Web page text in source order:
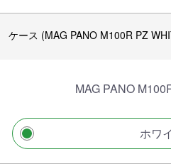
ケース (MAG PANO M100R PZ
MAG PANO
ホワ